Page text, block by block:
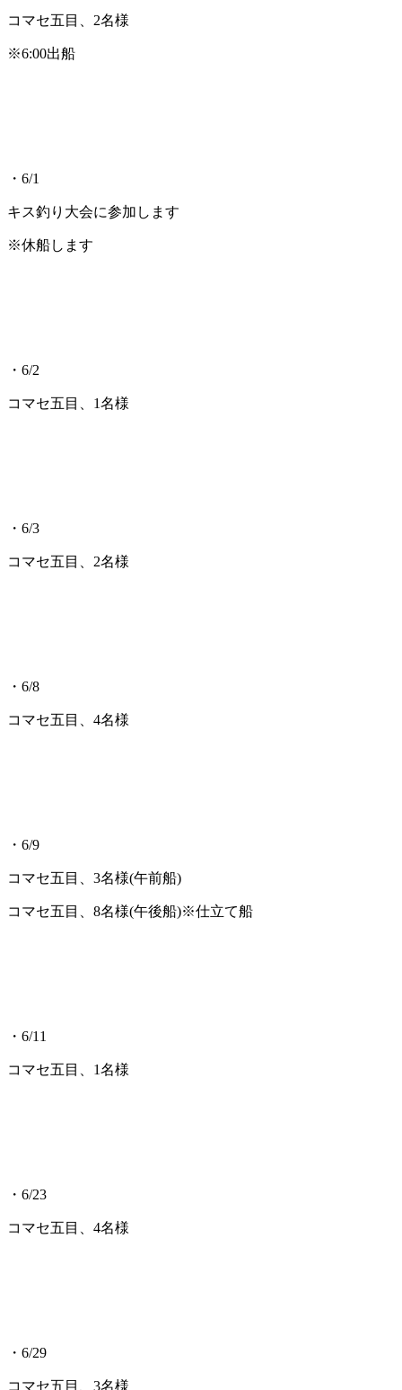
コマセ五目、2名様
※6:00出船
・6/1
キス釣り大会に参加します
※休船します
・6/2
コマセ五目、1名様
・6/3
コマセ五目、2名様
・6/8
コマセ五目、4名様
・6/9
コマセ五目、3名様(午前船)
コマセ五目、8名様(午後船)※仕立て船
・6/11
コマセ五目、1名様
・6/23
コマセ五目、4名様
・6/29
コマセ五目、3名様